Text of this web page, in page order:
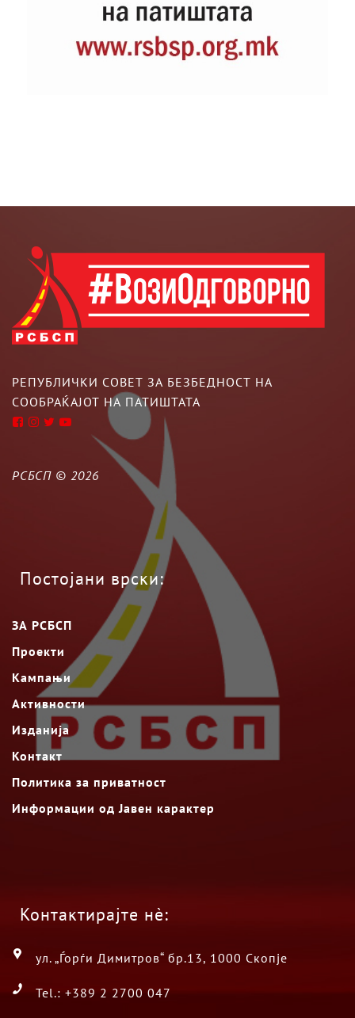
РЕПУБЛИЧКИ СОВЕТ ЗА БЕЗБЕДНОСТ НА
СООБРАЌАЈОТ НА ПАТИШТАТА
РСБСП © 2026
Постојани врски:
ЗА РСБСП
Проекти
Кампањи
Активности
Изданија
Контакт
Политика за приватност
Информации од Јавен карактер
Контактирајте нè:
ул. „Ѓорѓи Димитров“ бр.13, 1000 Скопје
Tel.: +389 2 2700 047